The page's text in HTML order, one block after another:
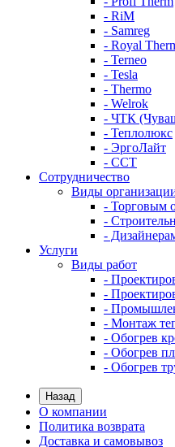
- RiM
- Samreg
- Royal
- Terneo
- Tesla
- Thermo
- Welrok
- ЧТК
- Теплолюкс
- ЭргоЛайт
- ССТ
Сотрудничество
Виды
- Торговым
-
-
Услуги
Виды работ
-
-
-
- Монтаж
- Обогрев
- Обогрев
- Обогрев
Назад
О компании
Политика возврата
Доставка и самовывоз